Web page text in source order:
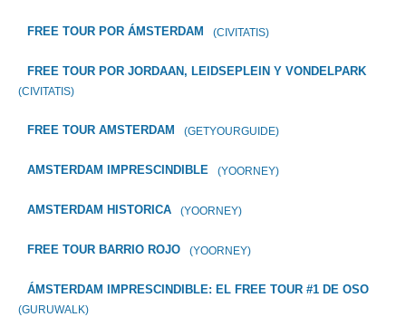
FREE TOUR POR ÁMSTERDAM (CIVITATIS)
FREE TOUR POR JORDAAN, LEIDSEPLEIN Y VONDELPARK
(CIVITATIS)
FREE TOUR AMSTERDAM (GETYOURGUIDE)
AMSTERDAM IMPRESCINDIBLE (YOORNEY)
AMSTERDAM HISTORICA (YOORNEY)
FREE TOUR BARRIO ROJO (YOORNEY)
ÁMSTERDAM IMPRESCINDIBLE: EL FREE TOUR #1 DE OSO
(GURUWALK)